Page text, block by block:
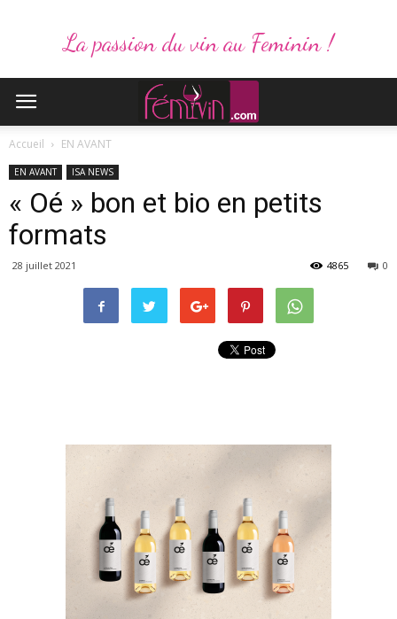
La passion du vin au Feminin !
Accueil EN AVANT
EN AVANT ISA NEWS
« Oé » bon et bio en petits
formats
28 juillet 2021 0
4865